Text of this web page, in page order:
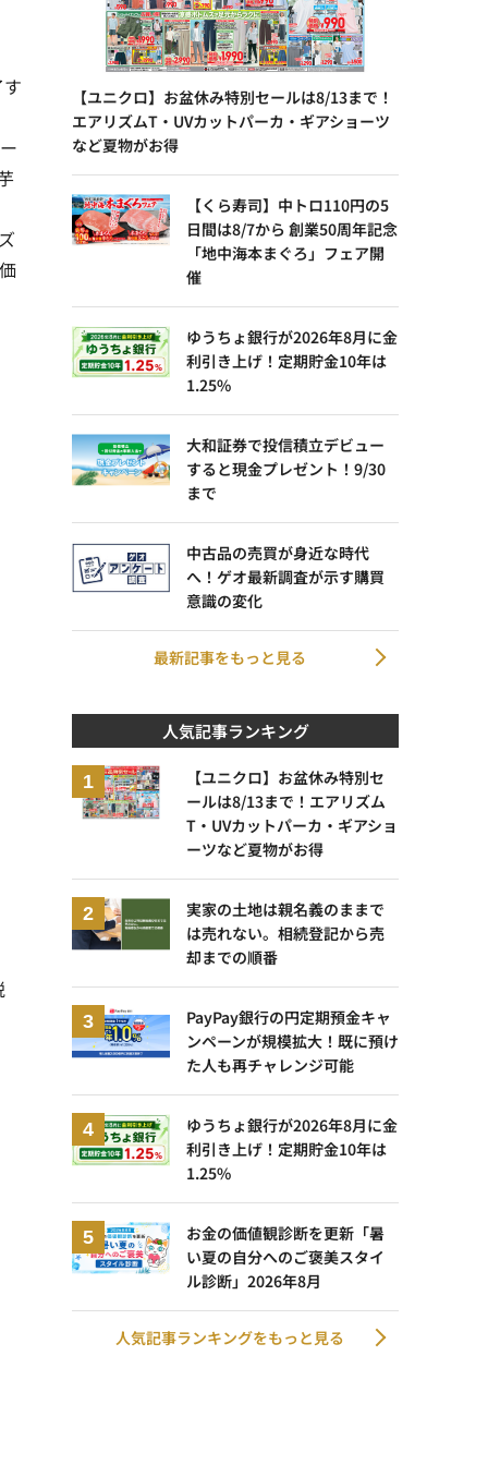
【ユニクロ】お盆休み特別セールは8/13まで！
エアリズムT・UVカットパーカ・ギアショーツ
など夏物がお得
【くら寿司】中トロ110円の5
日間は8/7から 創業50周年記念
「地中海本まぐろ」フェア開
催
ゆうちょ銀行が2026年8月に金
利引き上げ！定期貯金10年は
1.25%
大和証券で投信積立デビュー
すると現金プレゼント！9/30
まで
中古品の売買が身近な時代
へ！ゲオ最新調査が示す購買
意識の変化
最新記事をもっと見る
人気記事ランキング
【ユニクロ】お盆休み特別セ
ールは8/13まで！エアリズム
T・UVカットパーカ・ギアショ
ーツなど夏物がお得
実家の土地は親名義のままで
は売れない。相続登記から売
却までの順番
PayPay銀行の円定期預金キャ
ンペーンが規模拡大！既に預け
た人も再チャレンジ可能
ゆうちょ銀行が2026年8月に金
利引き上げ！定期貯金10年は
1.25%
お金の価値観診断を更新「暑
い夏の自分へのご褒美スタイ
ル診断」2026年8月
人気記事ランキングをもっと見る